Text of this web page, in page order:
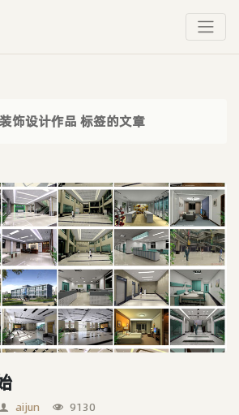
饰设计作品 标签的文章
aijun 9130